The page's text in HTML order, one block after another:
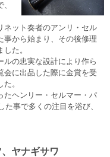
ネット奏者のアンリ・セル
事から始まり、その後修理
た。
ルの忠実な設計により作ら
会に出品した際に金賞を受
。
たヘンリー・セルマー・パ
事で多くの注目を浴び、
ヤナギサワ